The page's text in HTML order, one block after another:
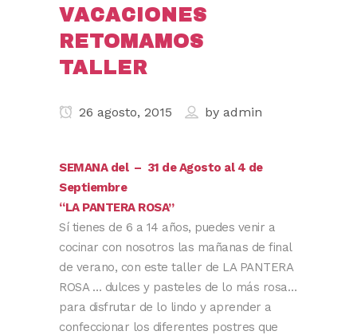
VACACIONES
RETOMAMOS
TALLER
26 agosto, 2015 by admin
SEMANA del – 31 de Agosto al 4 de
Septiembre
“LA PANTERA ROSA”
Sí tienes de 6 a 14 años, puedes venir a
cocinar con nosotros las mañanas de final
de verano, con este taller de LA PANTERA
ROSA … dulces y pasteles de lo más rosa…
para disfrutar de lo lindo y aprender a
confeccionar los diferentes postres que